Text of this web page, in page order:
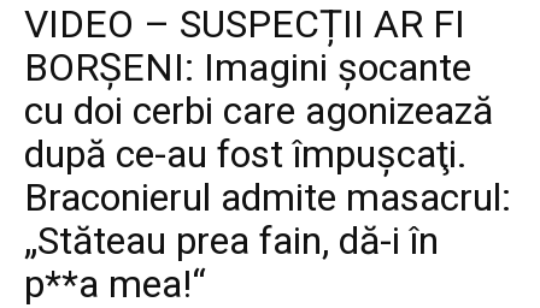
VIDEO – SUSPECȚII AR FI
BORȘENI: Imagini şocante
cu doi cerbi care agonizează
după ce-au fost împuşcaţi.
Braconierul admite masacrul:
„Stăteau prea fain, dă-i în
p**a mea!“